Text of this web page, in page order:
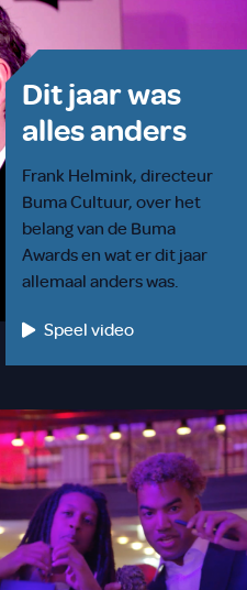
Dit jaar was
alles anders
Frank Helmink, directeur
Buma Cultuur, over het
belang van de Buma
Awards en wat er dit jaar
allemaal anders was.
Speel video